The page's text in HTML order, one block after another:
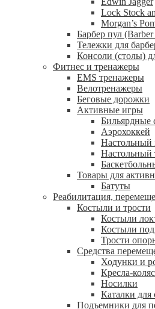
Lock Stock
Morgan’s
Барбер пул
Тележки для
Консоли (столы)
Фитнес и тренажеры
EMS тренажеры
Велотренажеры
Беговые дорожки
Активные игры
Бильярдные
Аэрохоккей
Настольный
Настольный
Товары для
Батуты
Реабилитация,
Костыли и трости
Костыли
Костыли
Трости
Средства
Ходунки и
Кресла-
Носилки
Каталки
Подъемники для